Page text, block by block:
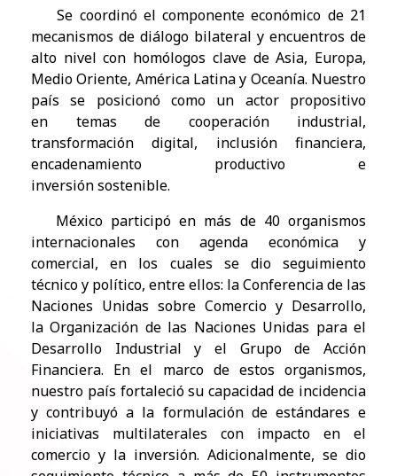
Se coordinó el componente económico de 21
mecanismos de diálogo bilateral y encuentros de
alto nivel con homólogos clave de Asia, Europa,
Medio Oriente, América Latina y Oceanía. Nuestro
país se posicionó como un actor propositivo
en temas de cooperación industrial,
transformación digital, inclusión financiera,
encadenamiento productivo e
inversión sostenible.
México participó en más de 40 organismos
internacionales con agenda económica y
comercial, en los cuales se dio seguimiento
técnico y político, entre ellos: la Conferencia de las
Naciones Unidas sobre Comercio y Desarrollo,
laOrganización de las Naciones Unidas para el
Desarrollo Industrial y el Grupo de Acción
Financiera. En el marco de estos organismos,
nuestro país fortaleció su capacidad de incidencia
y contribuyó a la formulación de estándares e
iniciativas multilaterales con impacto en el
comercio y la inversión. Adicionalmente, se dio